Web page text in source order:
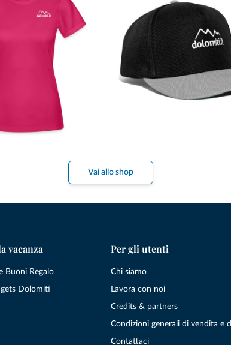
Vai allo shop
vacanza
Buoni Regalo
Dolomiti
Per gli utenti
Chi siamo
Lavora con noi
Credits & partners
Condizioni generali di vendita e
Contattaci